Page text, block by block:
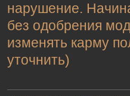
нарушение.
без одобрения
изменять карму
уточнить)